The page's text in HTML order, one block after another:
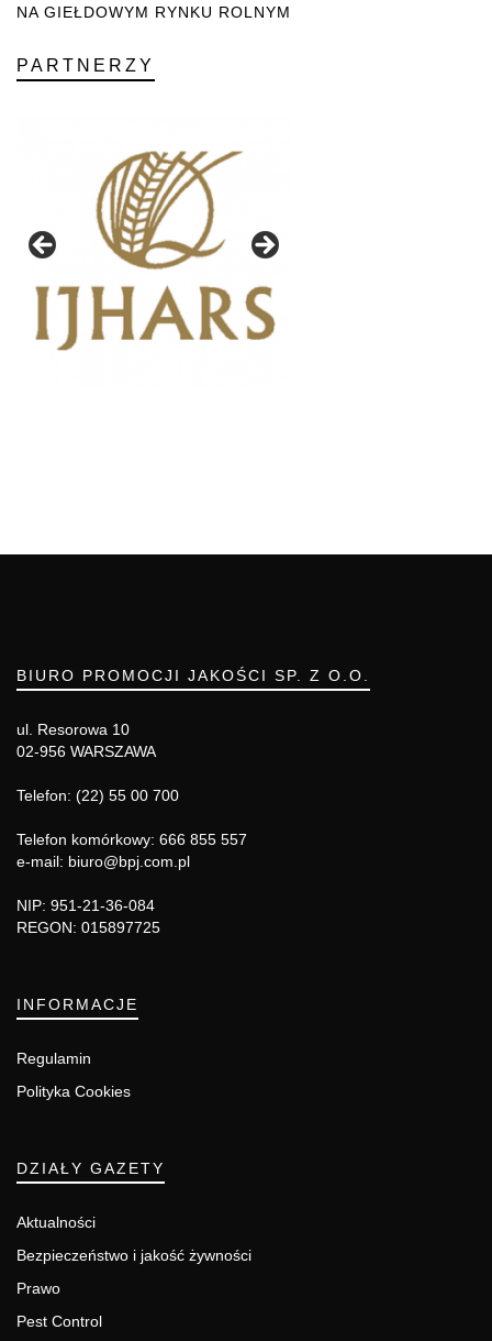
NA GIEŁDOWYM RYNKU ROLNYM
PARTNERZY
BIURO PROMOCJI JAKOŚCI SP. Z O.O.
ul. Resorowa 10
02-956 WARSZAWA
Telefon: (22) 55 00 700
Telefon komórkowy: 666 855 557
e-mail: biuro@bpj.com.pl
NIP: 951-21-36-084
REGON: 015897725
INFORMACJE
Regulamin
Polityka Cookies
DZIAŁY GAZETY
Aktualności
Bezpieczeństwo i jakość żywności
Prawo
Pest Control